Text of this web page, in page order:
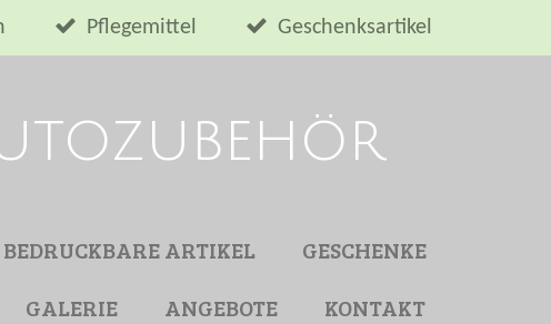
Pflegemittel Geschenksartikel
BEDRUCKBARE ARTIKEL
GESCHENKE
GALERIE ANGEBOTE
KONTAKT